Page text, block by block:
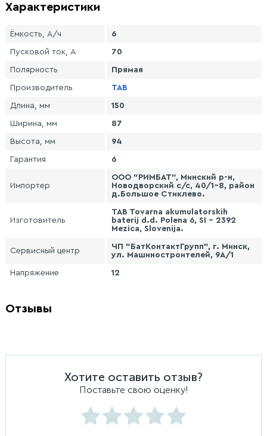
Характеристики
Ёмкость, А/ч 6
Пусковой ток, А 70
Полярность Прямая
Производитель TAB
Длина, мм 150
Ширина, мм 87
Высота, мм 94
Гарантия 6
Импортер
ООО "РИМБАТ", Минский р-н,
Новодворский с/с, 40/1-8, район
д.Большое Стиклево.
Изготовитель
TAB Tovarna akumulatorskih
baterij d.d. Polena 6, SI - 2392
Mezica, Slovenija.
Сервисный центр
ЧП "БатКонтактГрупп", г. Минск,
ул. Машиностроителей, 9А/1
Напряжение 12
Отзывы
Хотите оставить отзыв?
Поставьте свою оценку!